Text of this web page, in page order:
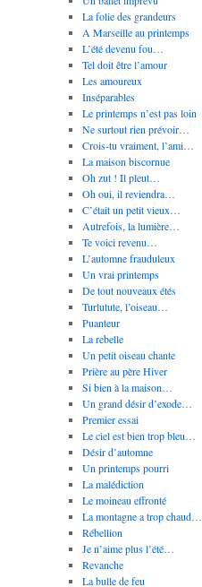
La folie des grandeurs
A Marseille au printemps
L’été devenu fou…
Tel doit être l’amour
Les amoureux
Inséparables
Le printemps n’est pas loin
Ne surtout rien prévoir…
Crois-tu vraiment, l’ami…
La maison biscornue
Oh zut ! Il pleut…
Oh oui, il reviendra…
C’était un petit vieux…
Autrefois, la lumière…
Te voici revenu…
L’automne frauduleux
Un vrai printemps
De tout nouveaux étés
Turlutute, l’oiseau…
Puanteur
La rebelle
Un petit oiseau chante
Prière au père Hiver
Si bien à la maison…
Un grand désir d’exode…
Premier essai
Le ciel est bien trop bleu…
Désir d’automne
Un printemps pourri
La malédiction
Le moineau effronté
La montagne a trop chaud…
Rébellion
Je n’aime plus l’été…
Revanche
La bulle de feu